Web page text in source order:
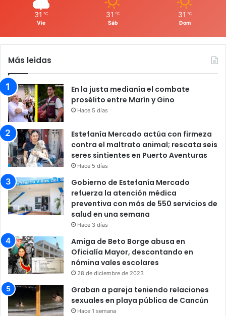
31 ℃
Vie
31 ℃
Sáb
31 ℃
Dom
Más leidas
En la justa medianía el combate
prosélito entre Marín y Gino
Hace 5 días
Estefanía Mercado actúa con firmeza
contra el maltrato animal; rescata seis
seres sintientes en Puerto Aventuras
Hace 5 días
Gobierno de Estefanía Mercado
refuerza la atención médica
preventiva con más de 550 servicios de
salud en una semana
Hace 3 días
Amiga de Beto Borge abusa en
Oficialía Mayor, descontando en
nómina vales escolares
28 de diciembre de 2023
Graban a pareja teniendo relaciones
sexuales en playa pública de Cancún
Hace 1 semana